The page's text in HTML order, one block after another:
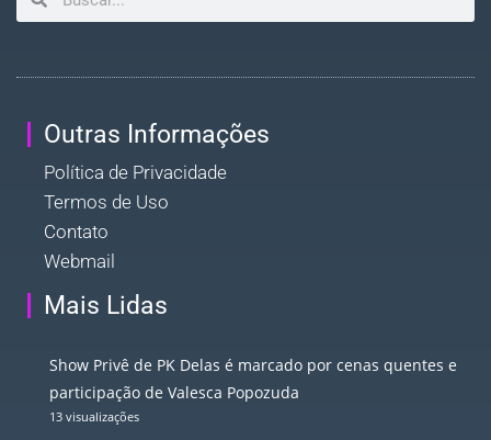
Outras Informações
Política de Privacidade
Termos de Uso
Contato
Webmail
Mais Lidas
Show Privê de PK Delas é marcado por cenas quentes e
participação de Valesca Popozuda
13 visualizações